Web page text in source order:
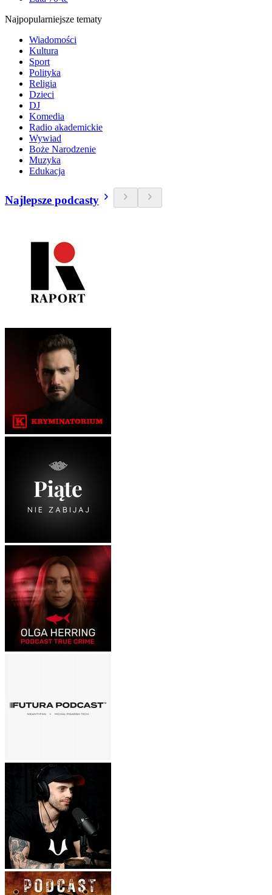
Najpopularniejsze tematy
Wiadomości
Kultura
Sport
Polityka
Religia
Dzieci
DJ
Komedia
Radio akademickie
Wywiad
Boże Narodzenie
Muzyka
Edukacja
Najlepsze podcasty